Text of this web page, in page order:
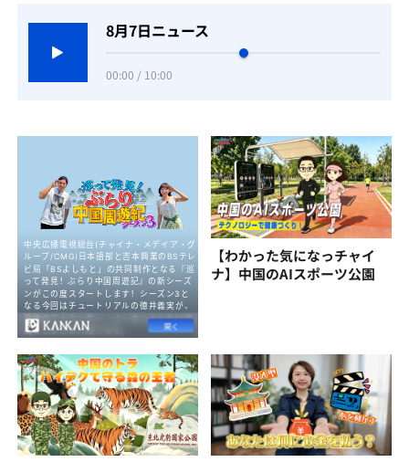
8月7日ニュース
00:00 / 10:00
【わかった気になっチャイ
ナ】中国のAIスポーツ公園